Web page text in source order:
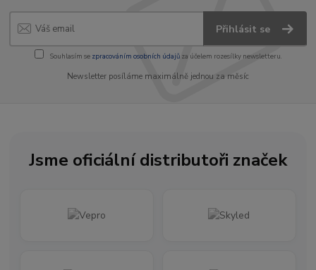
Přihlásit se
Souhlasím se zpracováním osobních údajůza účelem rozesílky newsletteru.
Newsletter posíláme maximálně jednou za měsíc
Jsme oficiální distributoři značek